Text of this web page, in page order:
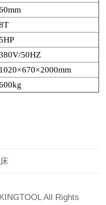
5HP
50HZ
1020×670×2000mm
All Rights